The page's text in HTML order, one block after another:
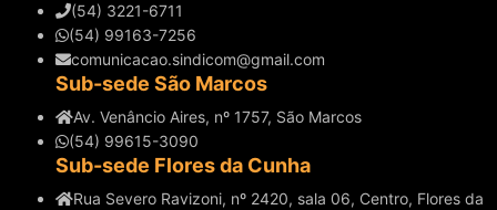
(54) 3221-6711
(54) 99163-7256
comunicacao.sindicom@gmail.com
Sub-sede São Marcos
Av. Venâncio Aires, nº 1757, São Marcos
(54) 99615-3090
Sub-sede Flores da Cunha
Rua Severo Ravizoni, nº 2420, sala 06, Centro, Flores da